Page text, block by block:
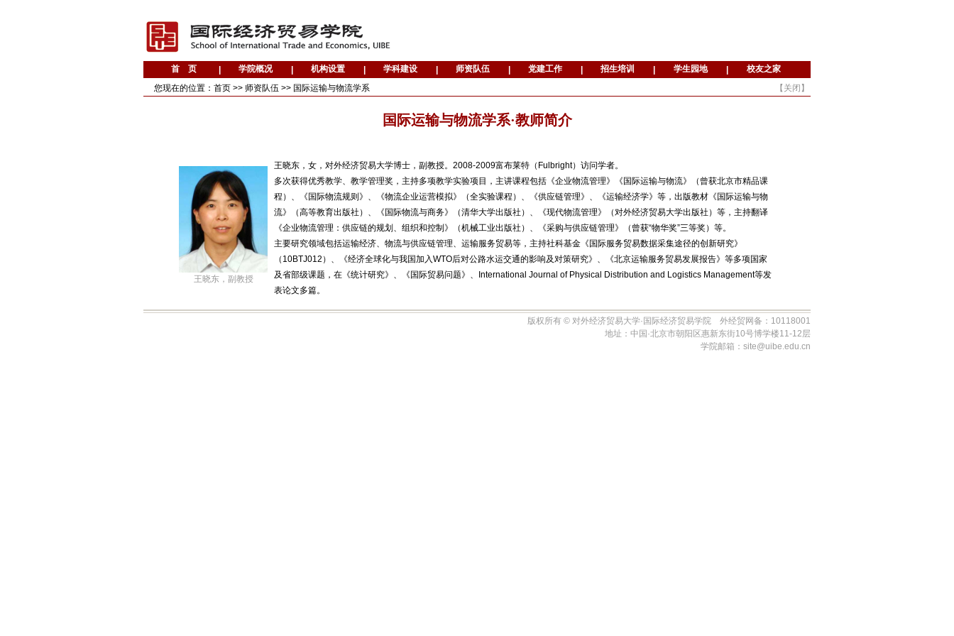
您现在的位置： 首页 >> 师资队伍 >> 国际运输与物流学系 【 关闭 】
国际运输与物流学系·教师简介
王晓东，副教授
王晓东，女，对外经济贸易大学博士，副教授。2008-2009富布莱特（Fulbright）访问学者。
多次获得优秀教学、教学管理奖，主持多项教学实验项目，主讲课程包括《企业物流管理》《国际运输与物流》（曾获北京市精品课
程）、《国际物流规则》、《物流企业运营模拟》（全实验课程）、《供应链管理》、《运输经济学》等，出版教材《国际运输与物
流》（高等教育出版社）、《国际物流与商务》（清华大学出版社）、《现代物流管理》（对外经济贸易大学出版社）等，主持翻译
《企业物流管理：供应链的规划、组织和控制》（机械工业出版社）、《采购与供应链管理》（曾获“物华奖”三等奖）等。
主要研究领域包括运输经济、物流与供应链管理、运输服务贸易等，主持社科基金《国际服务贸易数据采集途径的创新研究》
（10BTJ012）、《经济全球化与我国加入WTO后对公路水运交通的影响及对策研究》、《北京运输服务贸易发展报告》等多项国家
及省部级课题，在《统计研究》、《国际贸易问题》、International Journal of Physical Distribution and Logistics Management等发
表论文多篇。